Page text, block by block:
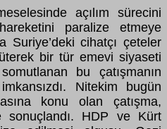
açılım sürecini
paralize etmeye
Suriye’deki cihatçı çeteler
bir tür emevi siyaseti
bu çatışmanın
Nitekim bugün
konu olan çatışma,
sonuçlandı. HDP ve Kürt